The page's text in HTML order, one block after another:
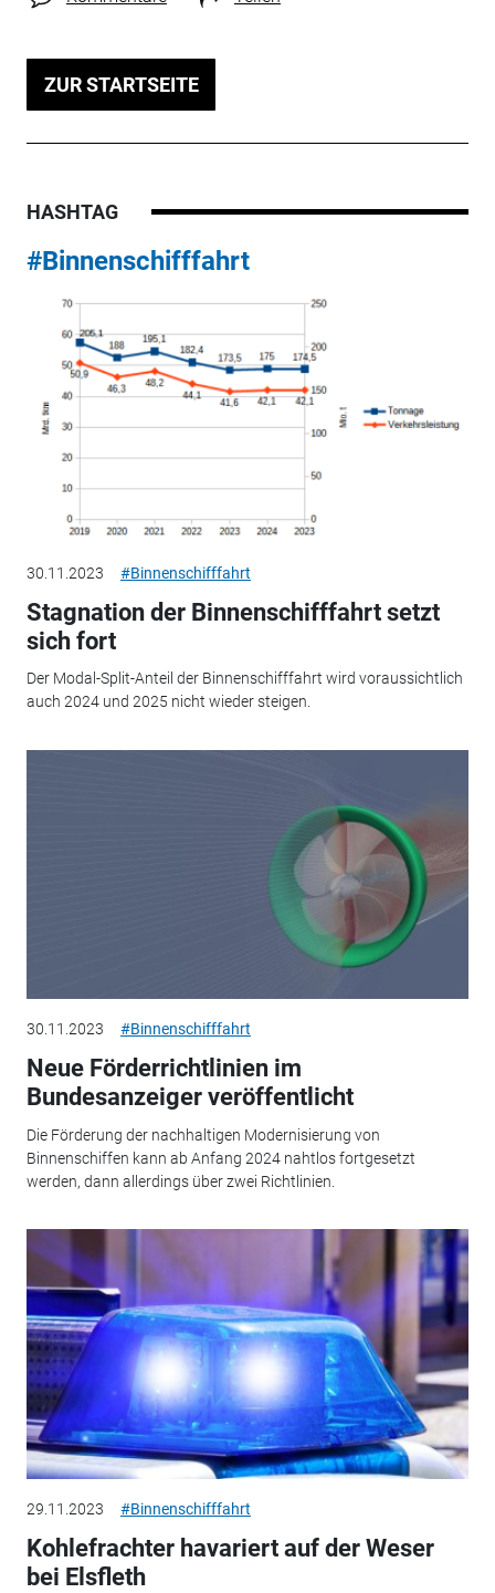
ZUR STARTSEITE
HASHTAG
#Binnenschifffahrt
30.11.2023 #Binnenschifffahrt
Stagnation der Binnenschifffahrt setzt
sich fort
Der Modal-Split-Anteil der Binnenschifffahrt wird voraussichtlich
auch 2024 und 2025 nicht wieder steigen.
30.11.2023 #Binnenschifffahrt
Neue Förderrichtlinien im
Bundesanzeiger veröffentlicht
Die Förderung der nachhaltigen Modernisierung von
Binnenschiffen kann ab Anfang 2024 nahtlos fortgesetzt
werden, dann allerdings über zwei Richtlinien.
29.11.2023 #Binnenschifffahrt
Kohlefrachter havariert auf der Weser
bei Elsfleth